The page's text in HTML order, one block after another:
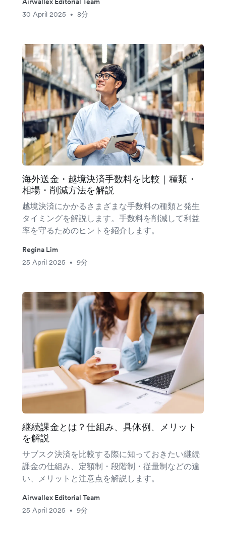
30 April 2025
• 8分
海外送金・越境決済手数料を比較｜種類・
相場・削減方法を解説
越境決済にかかるさまざまな手数料の種類と発生
タイミングを解説します。手数料を削減して利益
率を守るためのヒントを紹介します。
Regina Lim
25 April 2025
• 9分
継続課金とは？仕組み、具体例、メリット
を解説
サブスク決済を比較する際に知っておきたい継続
課金の仕組み、定額制・段階制・従量制などの違
い、メリットと注意点を解説します。
Airwallex Editorial Team
25 April 2025
• 9分